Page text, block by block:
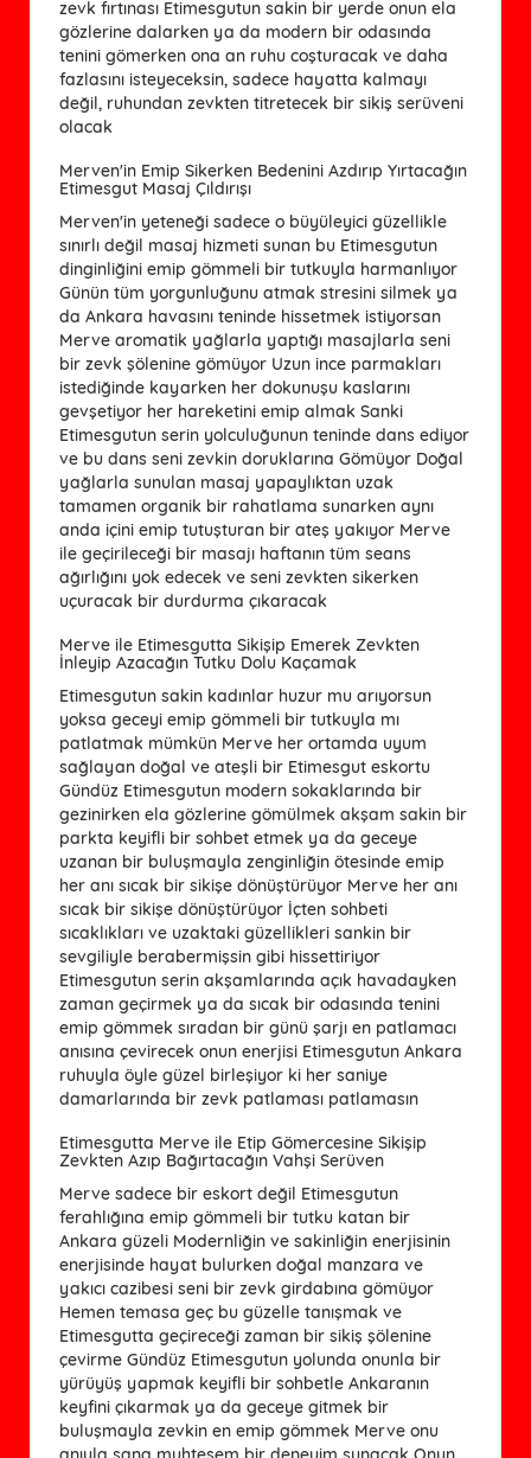
zevk fırtınası Etimesgutun sakin bir yerde onun ela
gözlerine dalarken ya da modern bir odasında
tenini gömerken ona an ruhu coşturacak ve daha
fazlasını isteyeceksin, sadece hayatta kalmayı
değil, ruhundan zevkten titretecek bir sikiş serüveni
olacak
Merven'in Emip Sikerken Bedenini Azdırıp Yırtacağın
Etimesgut Masaj Çıldırışı
Merven'in yeteneği sadece o büyüleyici güzellikle
sınırlı değil masaj hizmeti sunan bu Etimesgutun
dinginliğini emip gömmeli bir tutkuyla harmanlıyor
Günün tüm yorgunluğunu atmak stresini silmek ya
da Ankara havasını teninde hissetmek istiyorsan
Merve aromatik yağlarla yaptığı masajlarla seni
bir zevk şölenine gömüyor Uzun ince parmakları
istediğinde kayarken her dokunuşu kaslarını
gevşetiyor her hareketini emip almak Sanki
Etimesgutun serin yolculuğunun teninde dans ediyor
ve bu dans seni zevkin doruklarına Gömüyor Doğal
yağlarla sunulan masaj yapaylıktan uzak
tamamen organik bir rahatlama sunarken aynı
anda içini emip tutuşturan bir ateş yakıyor Merve
ile geçirileceği bir masajı haftanın tüm seans
ağırlığını yok edecek ve seni zevkten sikerken
uçuracak bir durdurma çıkaracak
Merve ile Etimesgutta Sikişip Emerek Zevkten
İnleyip Azacağın Tutku Dolu Kaçamak
Etimesgutun sakin kadınlar huzur mu arıyorsun
yoksa geceyi emip gömmeli bir tutkuyla mı
patlatmak mümkün Merve her ortamda uyum
sağlayan doğal ve ateşli bir Etimesgut eskortu
Gündüz Etimesgutun modern sokaklarında bir
gezinirken ela gözlerine gömülmek akşam sakin bir
parkta keyifli bir sohbet etmek ya da geceye
uzanan bir buluşmayla zenginliğin ötesinde emip
her anı sıcak bir sikişe dönüştürüyor Merve her anı
sıcak bir sikişe dönüştürüyor İçten sohbeti
sıcaklıkları ve uzaktaki güzellikleri sankin bir
sevgiliyle berabermişsin gibi hissettiriyor
Etimesgutun serin akşamlarında açık havadayken
zaman geçirmek ya da sıcak bir odasında tenini
emip gömmek sıradan bir günü şarjı en patlamacı
anısına çevirecek onun enerjisi Etimesgutun Ankara
ruhuyla öyle güzel birleşiyor ki her saniye
damarlarında bir zevk patlaması patlamasın
Etimesgutta Merve ile Etip Gömercesine Sikişip
Zevkten Azıp Bağırtacağın Vahşi Serüven
Merve sadece bir eskort değil Etimesgutun
ferahlığına emip gömmeli bir tutku katan bir
Ankara güzeli Modernliğin ve sakinliğin enerjisinin
enerjisinde hayat bulurken doğal manzara ve
yakıcı cazibesi seni bir zevk girdabına gömüyor
Hemen temasa geç bu güzelle tanışmak ve
Etimesgutta geçireceği zaman bir sikiş şölenine
çevirme Gündüz Etimesgutun yolunda onunla bir
yürüyüş yapmak keyifli bir sohbetle Ankaranın
keyfini çıkarmak ya da geceye gitmek bir
buluşmayla zevkin en emip gömmek Merve onu